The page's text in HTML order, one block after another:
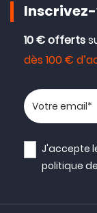
10 € offerts
dès 100 €
Votre adresse
J'accepte
politique